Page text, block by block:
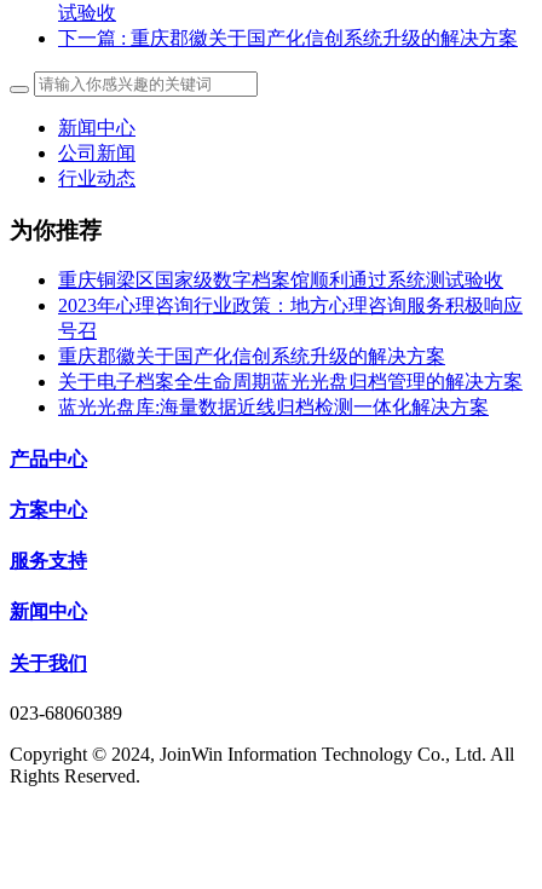
试验收
下一篇 : 重庆郡徽关于国产化信创系统升级的解决方案
新闻中心
公司新闻
行业动态
为你推荐
重庆铜梁区国家级数字档案馆顺利通过系统测试验收
2023年心理咨询行业政策：地方心理咨询服务积极响应
号召
重庆郡徽关于国产化信创系统升级的解决方案
关于电子档案全生命周期蓝光光盘归档管理的解决方案
蓝光光盘库:海量数据近线归档检测一体化解决方案
产品中心
方案中心
服务支持
新闻中心
关于我们
023-68060389
Copyright © 2024, JoinWin Information Technology Co., Ltd. All
Rights Reserved.